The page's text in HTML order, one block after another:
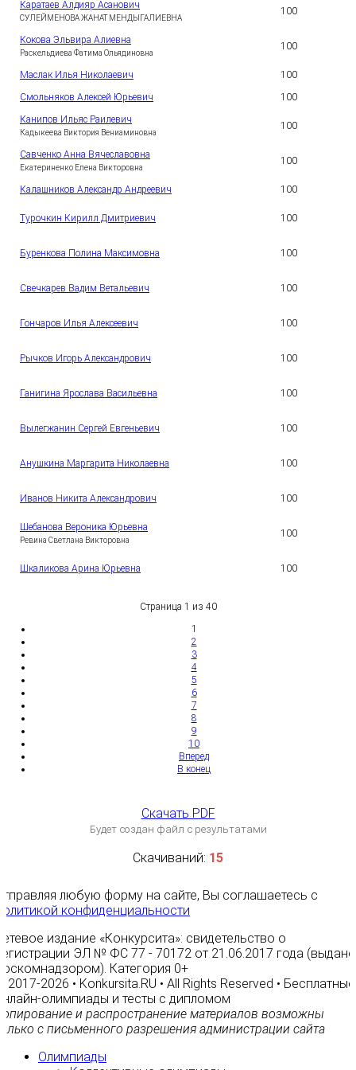
Каратаев Алдияр Асанович
СУЛЕЙМЕНОВА ЖАНАТ МЕНДЫГАЛИЕВНА
100
Кокова Эльвира Алиевна
Раскельдиева Фатима Ольядиновна
100
Маслак Илья Николаевич 100
Смольняков Алексей Юрьевич 100
Канипов Ильяс Раилевич
Кадыкеева Виктория Вениаминовна
100
Савченко Анна Вячеславовна
Екатериненко Елена Викторовна
100
Калашников Александр Андреевич 100
Турочкин Кирилл Дмитриевич 100
Буренкова Полина Максимовна 100
Свечкарев Вадим Ветальевич 100
Гончаров Илья Алексеевич 100
Рычков Игорь Александрович 100
Ганигина Ярослава Васильевна 100
Вылегжанин Сергей Евгеньевич 100
Анушкина Маргарита Николаевна 100
Иванов Никита Александрович 100
Шебанова Вероника Юрьевна
Ревина Светлана Викторовна
100
Шкаликова Арина Юрьевна 100
Страница 1 из 40
1
2
3
4
5
6
7
8
9
10
Вперед
В конец
Скачать PDF
Будет создан файл с результатами
Скачиваний: 15
любую форму на сайте, Вы соглашаетесь с
конфиденциальности
издание «Конкурсита»: свидетельство о
ЭЛ № ФС 77 - 70172 от 21.06.2017 года (выдано
Категория 0+
2017-2026 • Konkursita.RU • All Rights Reserved • Бесплатные
олимпиады и тесты с дипломом
и распространение материалов возможны
с письменного разрешения администрации сайта
Олимпиады